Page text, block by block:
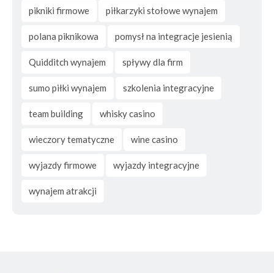
pikniki firmowe piłkarzyki stołowe wynajem
polana piknikowa pomysł na integracje jesienią
Quidditch wynajem spływy dla firm
sumo piłki wynajem szkolenia integracyjne
team building whisky casino
wieczory tematyczne wine casino
wyjazdy firmowe wyjazdy integracyjne
wynajem atrakcji